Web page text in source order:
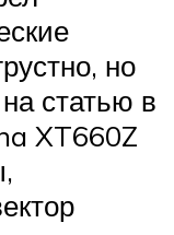
но
статью в
XT660Z